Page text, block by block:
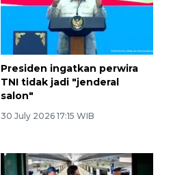
Presiden ingatkan perwira
TNI tidak jadi "jenderal
salon"
30 July 2026 17:15 WIB